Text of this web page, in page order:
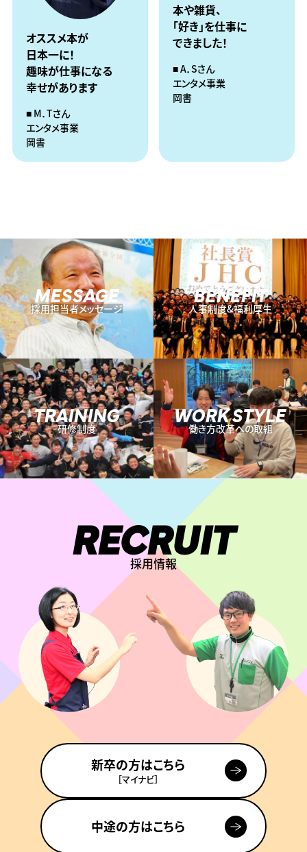
オススメ本が
日本一に！
趣味が仕事になる
幸せがあります
M．Tさん
エンタメ事業
岡書
本や雑貨、
「好き」を仕事に
できました！
A．Sさん
エンタメ事業
岡書
MESSAGE
採用担当者メッセージ
BENEFIT
人事制度&福利厚生
TRAINING
研修制度
WORK STYLE
働き方改革への取組
RECRUIT
採用情報
新卒の方はこちら
［マイナビ］
中途の方はこちら